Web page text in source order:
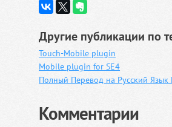
Другие публикации по
Touch-Mobile plugin
Mobile plugin for SE4
Полный Перевод на Русский Язык
Комментарии